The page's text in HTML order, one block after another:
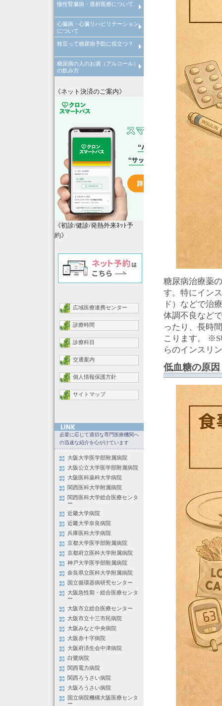
倦怠感やだるさが取れない原
慢性腎臓病・透析医療について
慢性腎臓病について
透析医療について
心臓病・心臓リハビリテーション
について
心臓病について
心臓リハビリテーションにつ
枝豆って糖尿病予防に役立つ？
枝豆って糖尿病予防に役立つ？
糖尿病の人のお酒（アルコール）
の飲み方
糖尿病の人はお酒の飲みすぎ
《ネット決済のご案内》
《初診/健診/発熱外来ﾈｯﾄ予
約》
広域医療連携センター
診療時間
診療科目
交通案内
個人情報保護方針
サイトマップ
必要に応じて適切な専門医療機関へ
の迅速な紹介を心がけています
大阪大学医学部附属病院
大阪公立大学医学部附属病院
大阪医科薬科大学病院
関西医科大学附属病院
関西医科大学総合医療センタ
ー
近畿大学病院
近畿大学奈良病院
兵庫医科大学病院
京都大学医学部附属病院
京都府立医科大学附属病院
神戸大学医学部附属病院
奈良県立医科大学附属病院
国立循環器病研究センター
大阪急性期・総合医療センタ
ー
大阪市立総合医療センター
大阪市立十三市民病院
大阪みなと中央病院
大阪赤十字病院
大阪府済生会中津病院
白鷺病院
関西電力病院
関西ろうさい病院
大阪ろうさい病院
国立病院機構大阪医療センタ
ー
糖尿病治療薬
す。特にイン
ド）などで治
体調不良など
ったり、長時
こります。
らのインスリ
低血糖の原